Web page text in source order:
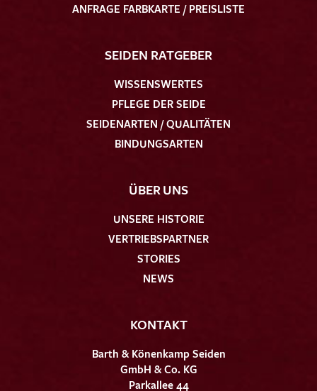
ANFRAGE FARBKARTE / PREISLISTE
SEIDEN RATGEBER
WISSENSWERTES
PFLEGE DER SEIDE
SEIDENARTEN / QUALITÄTEN
BINDUNGSARTEN
ÜBER UNS
UNSERE HISTORIE
VERTRIEBSPARTNER
STORIES
NEWS
KONTAKT
Barth & Könenkamp Seiden
GmbH & Co. KG
Parkallee 44